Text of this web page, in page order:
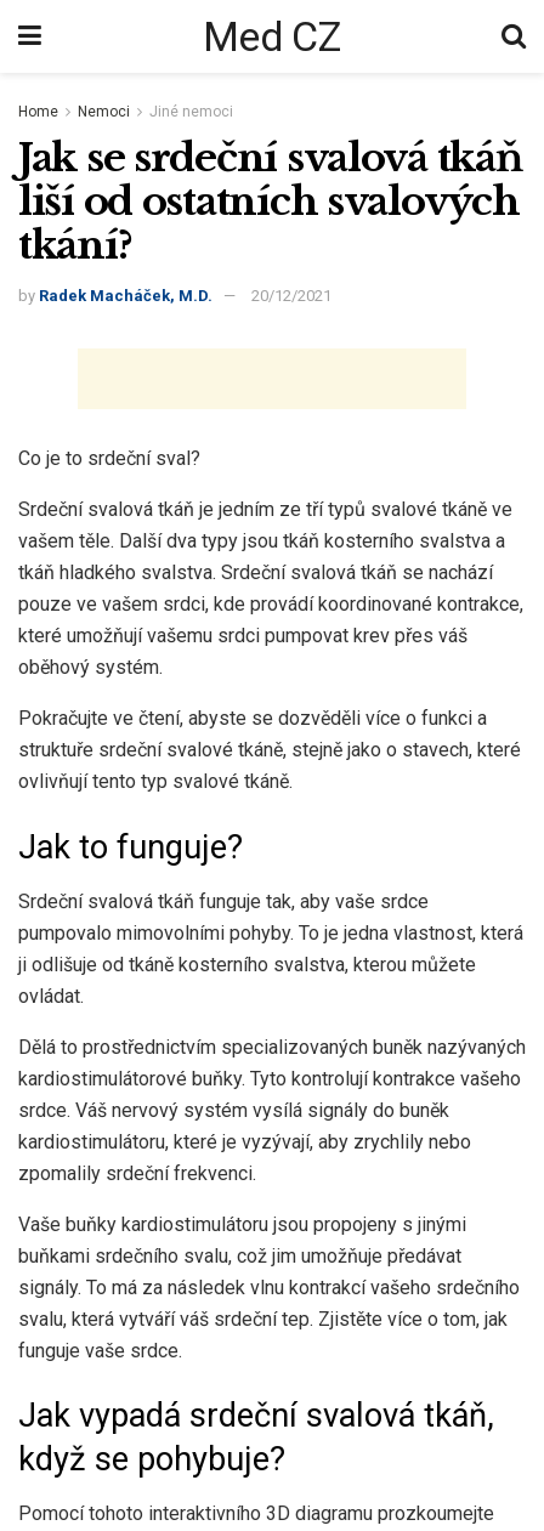
Med CZ
Home Nemoci Jiné nemoci
Jak se srdeční svalová tkáň
liší od ostatních svalových
tkání?
by Radek Macháček, M.D. 20/12/2021
Co je to srdeční sval?
Srdeční svalová tkáň je jedním ze tří typů svalové tkáně ve
vašem těle. Další dva typy jsou tkáň kosterního svalstva a
tkáň hladkého svalstva. Srdeční svalová tkáň se nachází
pouze ve vašem srdci, kde provádí koordinované kontrakce,
které umožňují vašemu srdci pumpovat krev přes váš
oběhový systém.
Pokračujte ve čtení, abyste se dozvěděli více o funkci a
struktuře srdeční svalové tkáně, stejně jako o stavech, které
ovlivňují tento typ svalové tkáně.
Jak to funguje?
Srdeční svalová tkáň funguje tak, aby vaše srdce
pumpovalo mimovolními pohyby. To je jedna vlastnost, která
ji odlišuje od tkáně kosterního svalstva, kterou můžete
ovládat.
Dělá to prostřednictvím specializovaných buněk nazývaných
kardiostimulátorové buňky. Tyto kontrolují kontrakce vašeho
srdce. Váš nervový systém vysílá signály do buněk
kardiostimulátoru, které je vyzývají, aby zrychlily nebo
zpomalily srdeční frekvenci.
Vaše buňky kardiostimulátoru jsou propojeny s jinými
buňkami srdečního svalu, což jim umožňuje předávat
signály. To má za následek vlnu kontrakcí vašeho srdečního
svalu, která vytváří váš srdeční tep. Zjistěte více o tom, jak
funguje vaše srdce.
Jak vypadá srdeční svalová tkáň,
když se pohybuje?
Pomocí tohoto interaktivního 3D diagramu prozkoumejte